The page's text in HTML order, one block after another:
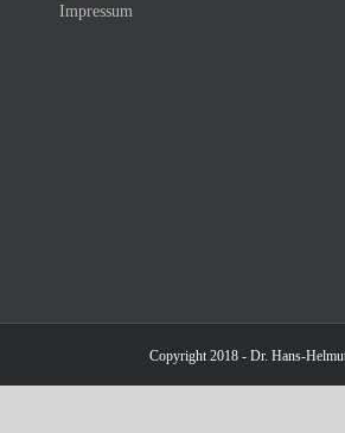
Impressum
Copyright 2018 - Dr. Hans-